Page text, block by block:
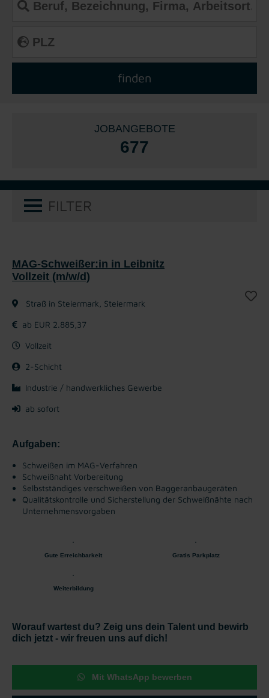
JOBANGEBOTE
677
FILTER
MAG-Schweißer:in in Leibnitz
Vollzeit (m/w/d)
Straß in Steiermark, Steiermark
ab EUR 2.885,37
Vollzeit
2-Schicht
Industrie / handwerkliches Gewerbe
ab sofort
Aufgaben:
Schweißen im MAG-Verfahren
Schweißnaht Vorbereitung
Selbstständiges verschweißen von Baggeranbaugeräten
Qualitätskontrolle und Sicherstellung der Schweißnähte nach
Unternehmensvorgaben
Gute Erreichbarkeit Gratis Parkplatz
Weiterbildung
Worauf wartest du? Zeig uns dein Talent und bewirb
dich jetzt - wir freuen uns auf dich!
Mit WhatsApp bewerben